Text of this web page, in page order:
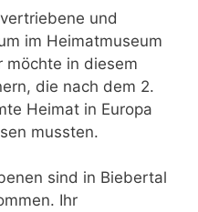
und
im Heimatmuseum
möchte in diesem
die nach dem 2.
Heimat in Europa
mussten.
sind in Biebertal
Ihr